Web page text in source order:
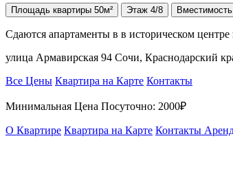
Площадь квартиры 50м² Этаж 4/8 Вместимость
Сдаются апартаменты в в историческом
улица Армавирская 94 Сочи, Краснодарский
Все Цены Квартира на Карте Контакты
Минимальная Цена Посуточно: 2000₽
О Квартире Квартира на Карте Контакты